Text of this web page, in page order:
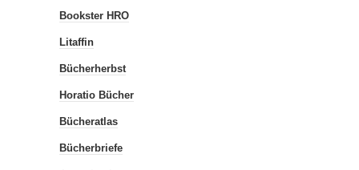
Bookster HRO
Litaffin
Bücherherbst
Horatio Bücher
Bücheratlas
Bücherbriefe